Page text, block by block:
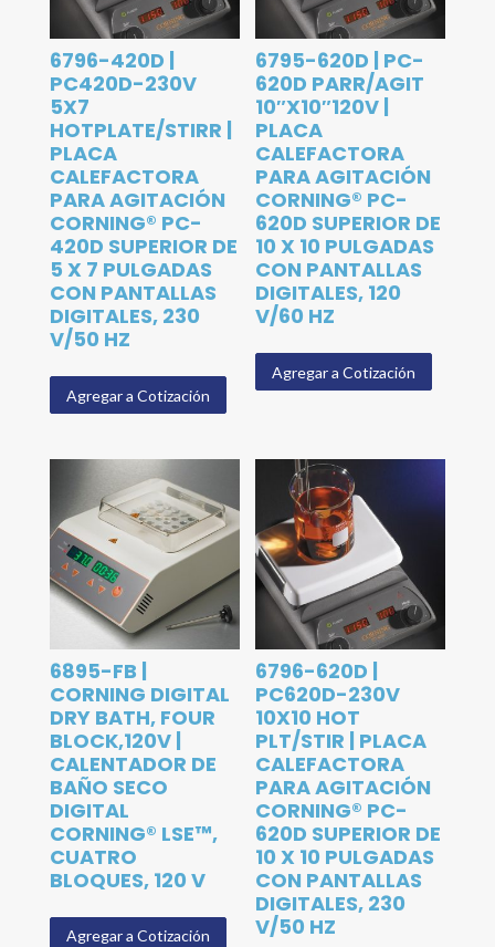
6796-420D |
PC420D-230V
5X7
HOTPLATE/STIRR |
PLACA
CALEFACTORA
PARA AGITACIÓN
CORNING® PC-
420D SUPERIOR DE
5 X 7 PULGADAS
CON PANTALLAS
DIGITALES, 230
V/50 HZ
Agregar a Cotización
6795-620D | PC-
620D PARR/AGIT
10″X10″120V |
PLACA
CALEFACTORA
PARA AGITACIÓN
CORNING® PC-
620D SUPERIOR DE
10 X 10 PULGADAS
CON PANTALLAS
DIGITALES, 120
V/60 HZ
Agregar a Cotización
6895-FB |
CORNING DIGITAL
DRY BATH, FOUR
BLOCK,120V |
CALENTADOR DE
BAÑO SECO
DIGITAL
CORNING® LSE™,
CUATRO
BLOQUES, 120 V
Agregar a Cotización
6796-620D |
PC620D-230V
10X10 HOT
PLT/STIR | PLACA
CALEFACTORA
PARA AGITACIÓN
CORNING® PC-
620D SUPERIOR DE
10 X 10 PULGADAS
CON PANTALLAS
DIGITALES, 230
V/50 HZ